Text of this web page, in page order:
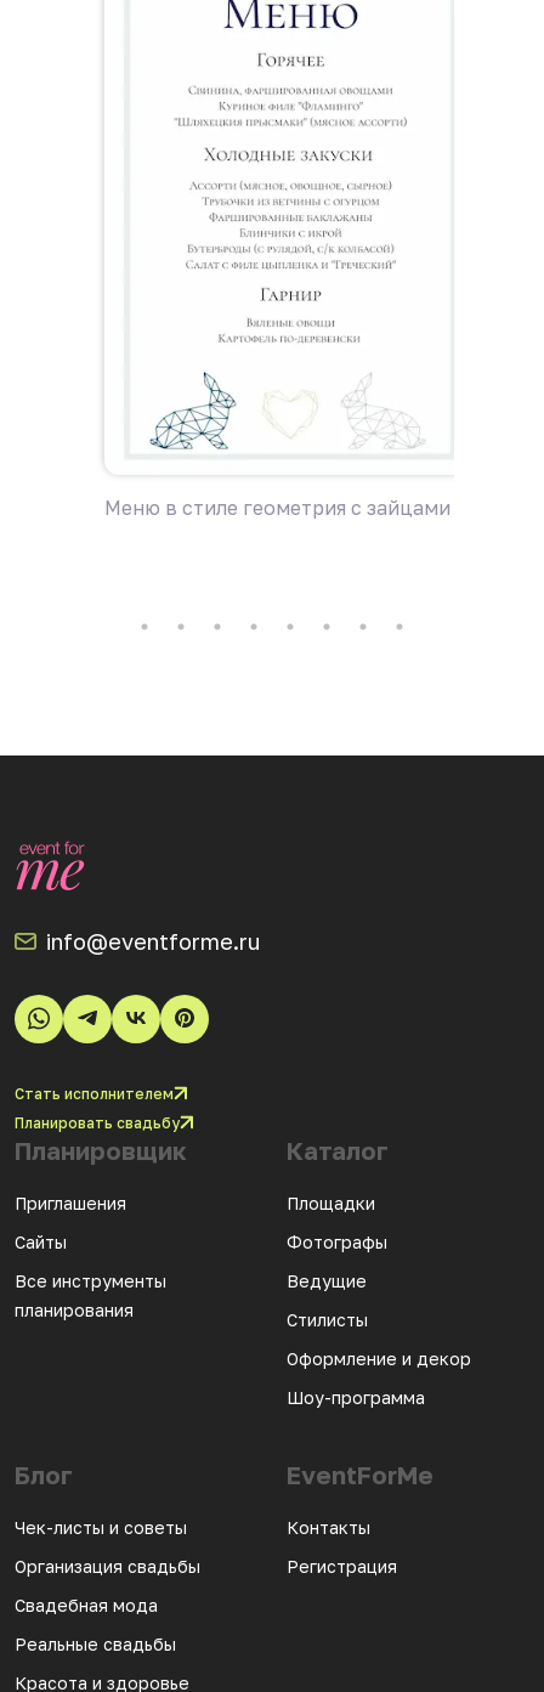
Меню в стиле геометрия с зайцами
info@eventforme.ru
Стать исполнителем
Планировать свадьбу
Планировщик
Приглашения
Сайты
Все инструменты
планирования
Каталог
Площадки
Фотографы
Ведущие
Стилисты
Оформление и декор
Шоу-программа
Блог
Чек-листы и советы
Организация свадьбы
Свадебная мода
Реальные свадьбы
Красота и здоровье
EventForMe
Контакты
Регистрация